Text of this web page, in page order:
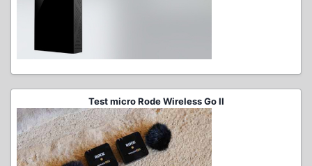
Test micro Rode Wireless Go II